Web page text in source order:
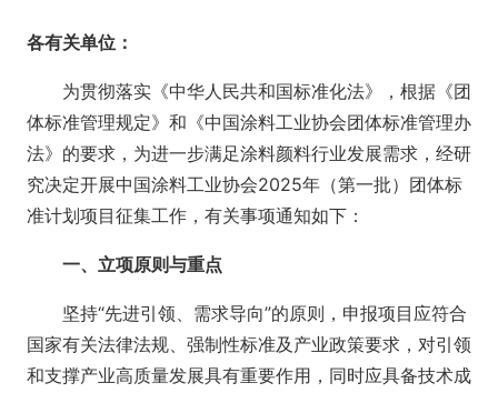
各有关单位：
为贯彻落实《中华人民共和国标准化法》，根据《团
体标准管理规定》和《中国涂料工业协会团体标准管理办
法》的要求，为进一步满足涂料颜料行业发展需求，经研
究决定开展中国涂料工业协会2025年（第一批）团体标
准计划项目征集工作，有关事项通知如下：
一、立项原则与重点
坚持“先进引领、需求导向”的原则，申报项目应符合
国家有关法律法规、强制性标准及产业政策要求，对引领
和支撑产业高质量发展具有重要作用，同时应具备技术成